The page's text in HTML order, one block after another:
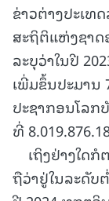
ຂ່າວຕ່າງປະເທ
ສະຖິຕິແຫ່ງຊາດ
ລະບຸວ່າໃນປີ
ເພີ່ມຂຶ້ນປະມານ
ປະຊາກອນໂລກ
ທີ່
ເຖິງຢ່າງໃດກໍ
ຖືວ່າຢູ່ໃນລະດັບ